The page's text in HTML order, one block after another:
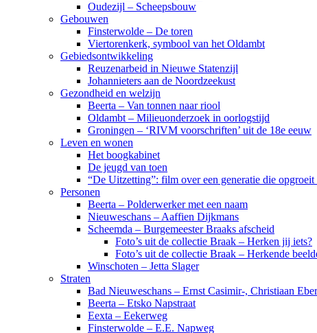
Oudezijl – Scheepsbouw
Gebouwen
Finsterwolde – De toren
Viertorenkerk, symbool van het Oldambt
Gebiedsontwikkeling
Reuzenarbeid in Nieuwe Statenzijl
Johannieters aan de Noordzeekust
Gezondheid en welzijn
Beerta – Van tonnen naar riool
Oldambt – Milieuonderzoek in oorlogstijd
Groningen – ‘RIVM voorschriften’ uit de 18e eeuw
Leven en wonen
Het boogkabinet
De jeugd van toen
“De Uitzetting”: film over een generatie die
Personen
Beerta – Polderwerker met een naam
Nieuweschans – Aaffien Dijkmans
Scheemda – Burgemeester Braaks afscheid
Foto’s uit de collectie Braak – Herken jij iets?
Foto’s uit de collectie Braak – Herkende
Winschoten – Jetta Slager
Straten
Bad Nieuweschans – Ernst Casimir-, Christiaan
Beerta – Etsko Napstraat
Eexta – Eekerweg
Finsterwolde – E.E. Napweg